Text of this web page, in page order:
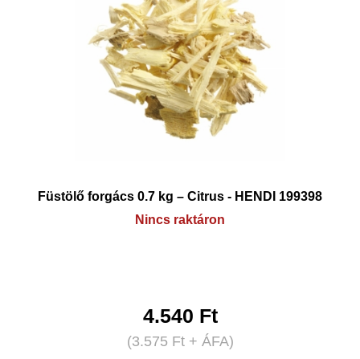
Füstölő forgács 0.7 kg – Citrus - HENDI 199398
Nincs raktáron
4.540 Ft
(3.575 Ft+ ÁFA)